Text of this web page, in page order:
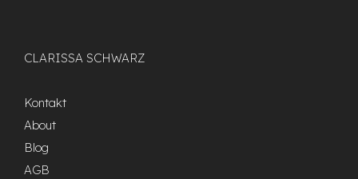
CLARISSA SCHWARZ
Kontakt
About
Blog
AGB